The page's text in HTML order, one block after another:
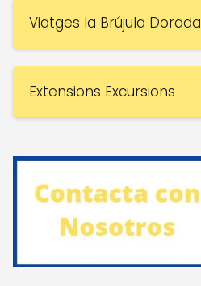
Viatges la Brújula Dorada
Extensions Excursions